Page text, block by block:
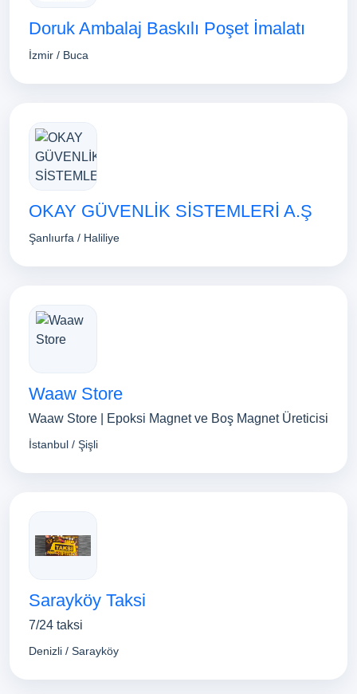
Doruk Ambalaj Baskılı Poşet İmalatı
İzmir / Buca
OKAY GÜVENLİK SİSTEMLERİ A.Ş
Şanlıurfa / Haliliye
Waaw Store
Waaw Store | Epoksi Magnet ve Boş Magnet Üreticisi
İstanbul / Şişli
Sarayköy Taksi
7/24 taksi
Denizli / Sarayköy